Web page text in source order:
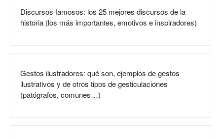
Discursos famosos: los 25 mejores discursos de la
historia (los más importantes, emotivos e inspiradores)
Gestos ilustradores: qué son, ejemplos de gestos
ilustrativos y de otros tipos de gesticulaciones
(patógrafos, comunes…)